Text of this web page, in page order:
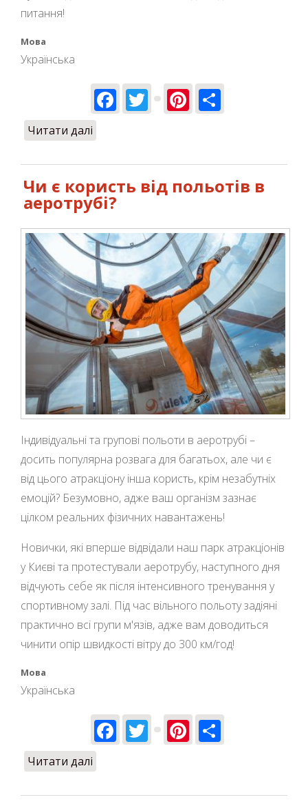
питання!
Мова
Українська
Facebook
TwitterPinterest
Читати далі
Чи є користь від польотів в
аеротрубі?
Індивідуальні та групові польоти в аеротрубі –
досить популярна розвага для багатьох, але чи є
від цього атракціону інша користь, крім незабутніх
емоцій? Безумовно, адже ваш організм зазнає
цілком реальних фізичних навантажень!
Новички, які вперше відвідали наш парк атракціонів
у Києві та протестували аеротрубу, наступного дня
відчують себе як після інтенсивного тренування у
спортивному залі. Під час вільного польоту задіяні
практично всі групи м'язів, адже вам доводиться
чинити опір швидкості вітру до 300 км/год!
Мова
Українська
Facebook
TwitterPinterest
Читати далі